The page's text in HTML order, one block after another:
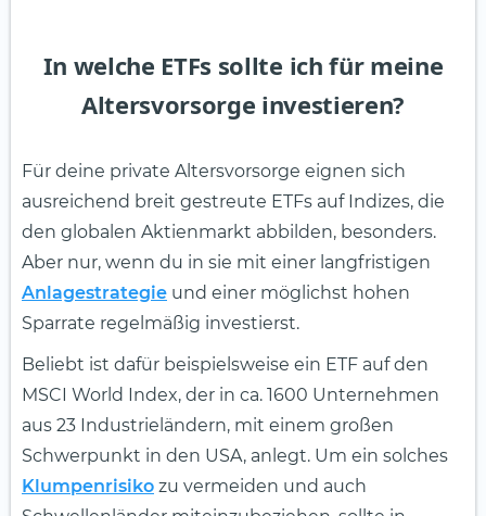
In welche ETFs sollte ich für meine
Altersvorsorge investieren?
Für deine private Altersvorsorge eignen sich
ausreichend breit gestreute ETFs auf Indizes, die
den globalen Aktienmarkt abbilden, besonders.
Aber nur, wenn du in sie mit einer langfristigen
Anlagestrategie und einer möglichst hohen
Sparrate regelmäßig investierst.
Beliebt ist dafür beispielsweise ein ETF auf den
MSCI World Index, der in ca. 1600 Unternehmen
aus 23 Industrieländern, mit einem großen
Schwerpunkt in den USA, anlegt. Um ein solches
Klumpenrisiko zu vermeiden und auch